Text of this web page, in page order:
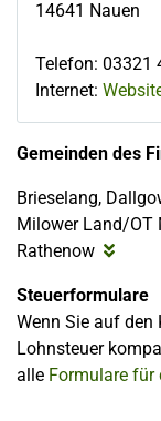
14641 Nauen
Telefon: 03321
Internet:
Gemeinden des
Brieselang,
Milower Land/OT
Rathenow
Steuerformulare
Wenn Sie auf
Lohnsteuer
alle Formulare für